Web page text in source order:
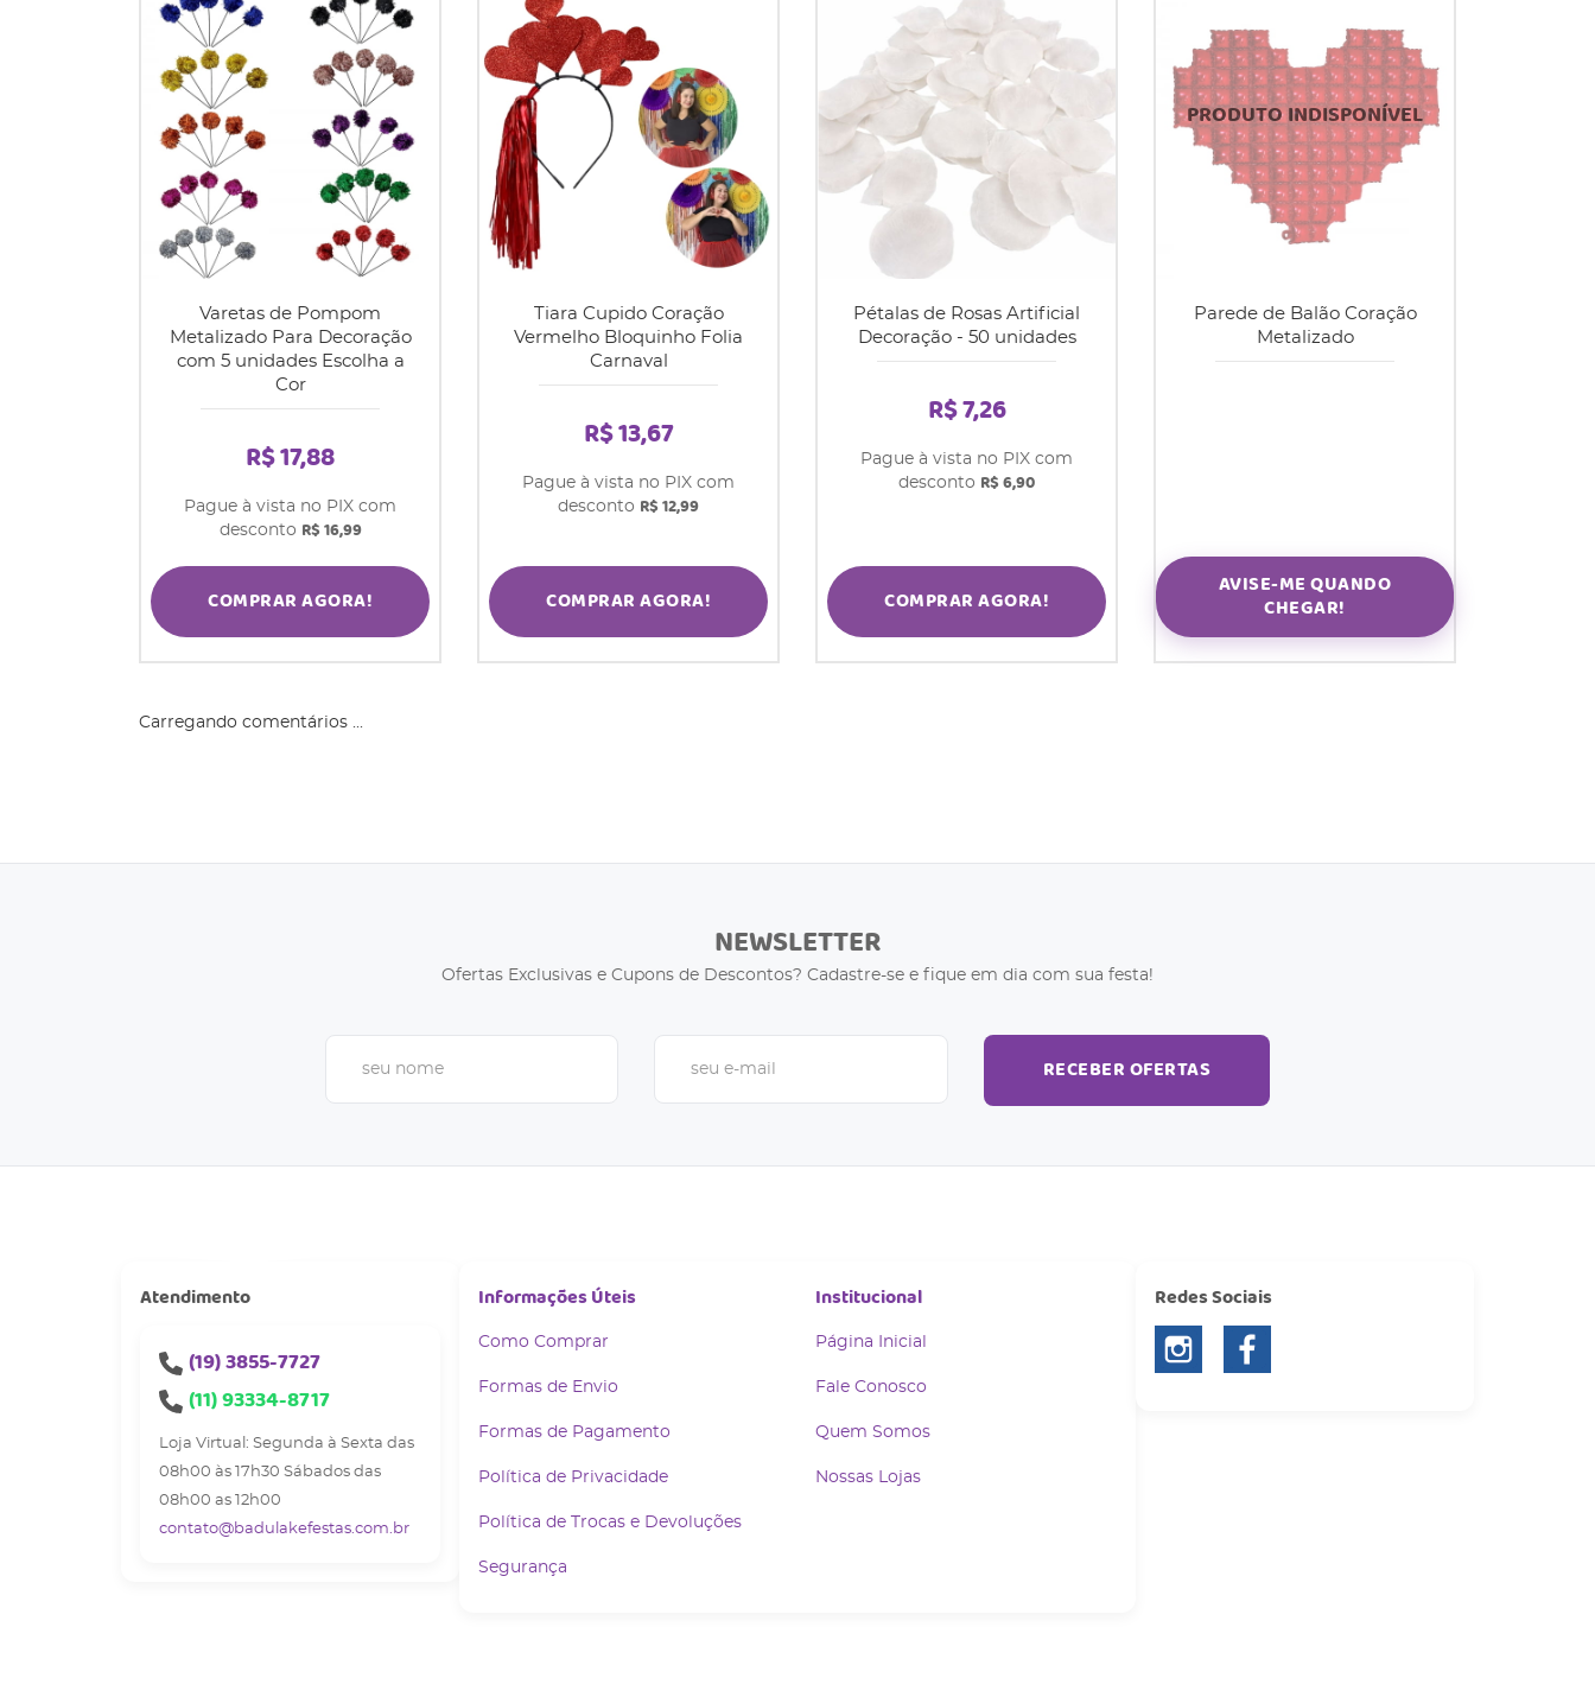
Varetas de Pompom
Metalizado Para Decoração
com 5 unidades Escolha a
Cor
R$ 17,88
Pague à vista no PIX com
desconto R$ 16,99
COMPRAR AGORA!
Tiara Cupido Coração
Vermelho Bloquinho Folia
Carnaval
R$ 13,67
Pague à vista no PIX com
desconto R$ 12,99
COMPRAR AGORA!
Pétalas de Rosas Artificial
Decoração - 50 unidades
R$ 7,26
Pague à vista no PIX com
desconto R$ 6,90
COMPRAR AGORA!
Parede de Balão Coração
Metalizado
AVISE-ME QUANDO
CHEGAR!
Carregando comentários ...
NEWSLETTER
Ofertas Exclusivas e Cupons de Descontos? Cadastre-se e fique em dia com sua festa!
RECEBER OFERTAS
Atendimento
(19)3855-7727
(11)93334-8717
Loja Virtual: Segunda à Sexta das
08h00 às 17h30 Sábados das
08h00 as 12h00
contato@badulakefestas.com.br
Informações Úteis
Como Comprar
Formas de Envio
Formas de Pagamento
Política de Privacidade
Política de Trocas e Devoluções
Segurança
Institucional
Página Inicial
Fale Conosco
Quem Somos
Nossas Lojas
Redes Sociais